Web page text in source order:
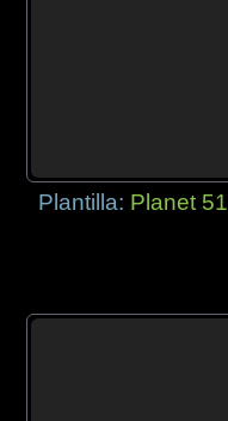
Plantilla: Planet 51